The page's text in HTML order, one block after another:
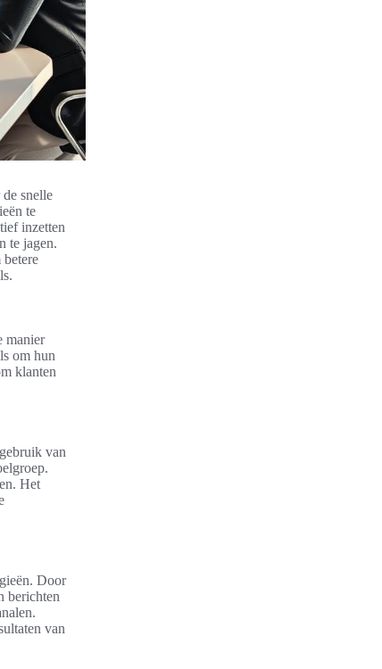
snelle
te
inzetten
te jagen.
manier
om hun
klanten
van
Het
Door
berichten
van